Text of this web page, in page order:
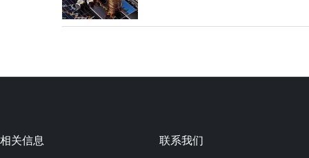
相关信息 联系我们